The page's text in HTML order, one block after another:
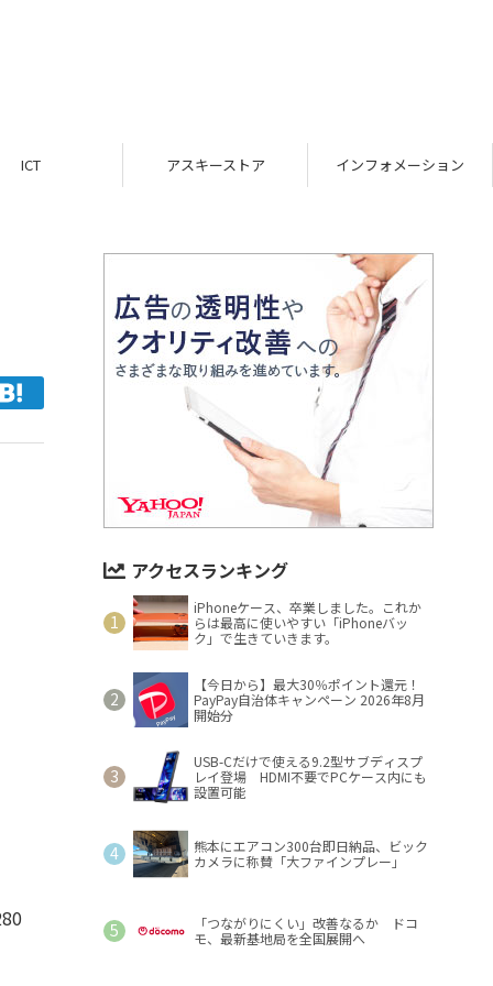
ICT アスキーストア インフォメーション
アクセスランキング
iPhoneケース、卒業しました。これか
らは最高に使いやすい「iPhoneバッ
ク」で生きていきます。
【今日から】最大30％ポイント還元！
PayPay自治体キャンペーン 2026年8月
開始分
USB-Cだけで使える9.2型サブディスプ
レイ登場 HDMI不要でPCケース内にも
設置可能
熊本にエアコン300台即日納品、ビック
カメラに称賛「大ファインプレー」
「つながりにくい」改善なるか ドコ
モ、最新基地局を全国展開へ